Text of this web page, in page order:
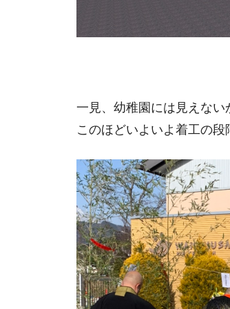
一見、幼稚園には見えない
このほどいよいよ着工の段